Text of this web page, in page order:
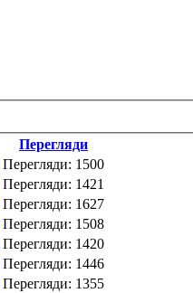
Перегляди
Перегляди: 1500
Перегляди: 1421
Перегляди: 1627
Перегляди: 1508
Перегляди: 1420
Перегляди: 1446
Перегляди: 1355